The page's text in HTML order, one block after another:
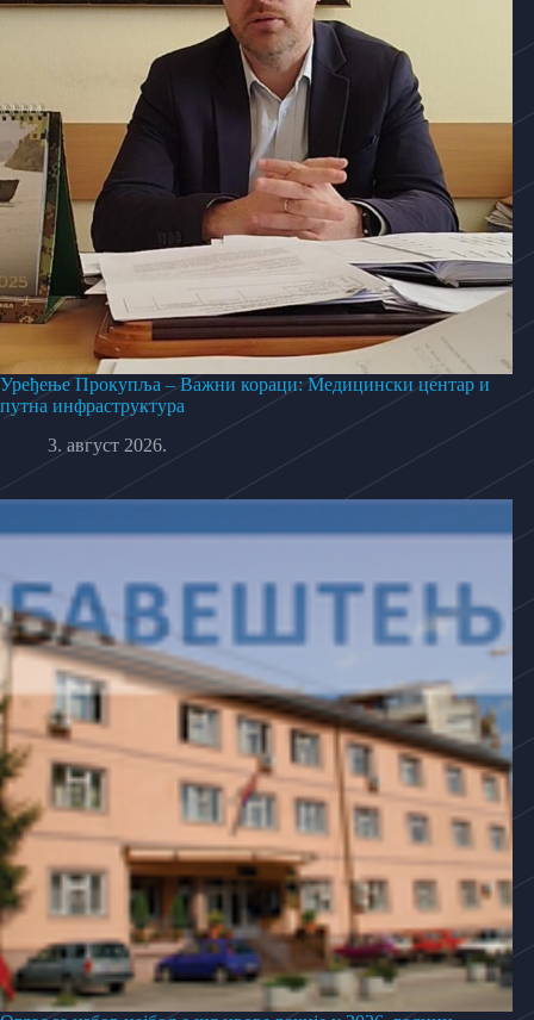
Уређење Прокупља – Важни кораци: Медицински центар и
путна инфраструктура
3. август 2026.